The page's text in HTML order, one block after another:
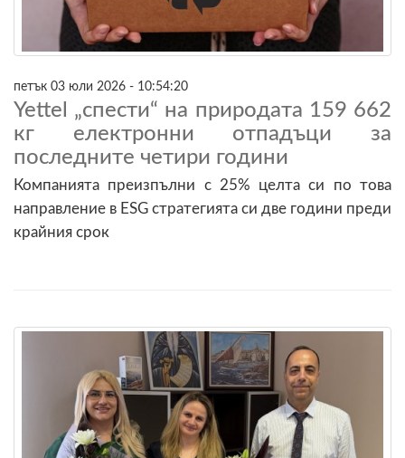
петък 03 юли 2026 - 10:54:20
Yettel „спести“ на природата 159 662
кг електронни отпадъци за
последните четири години
Компанията преизпълни с 25% целта си по това
направление в ESG стратегията си две години преди
крайния срок